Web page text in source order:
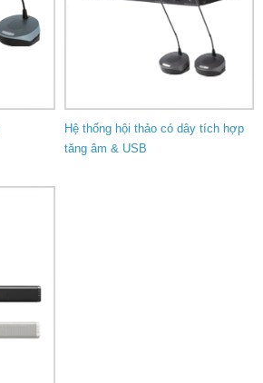
Hệ thống hội thảo có dây tích hợp
tăng âm & USB